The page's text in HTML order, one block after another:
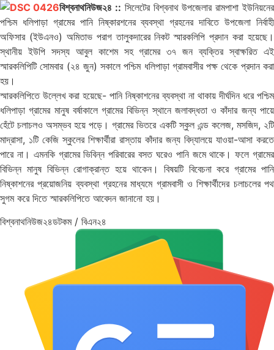
বিশ্বনাথনিউজ২৪ :: সিলেটের বিশ্বনাথ উপজেলার রামপাশা ইউনিয়নের
পশ্চিম ধলিপাড়া গ্রামের পানি নিষ্কারশনের ব্যবস্থা গ্রহনের দাবিতে উপজেলা নির্বাহী
অফিসার (ইউএনও) অমিতাভ পরাগ তালুকদারের নিকট স্মারকলিপি প্রদান করা হয়েছে।
স্থানীয় ইউপি সদস্য আবুল কাশেম সহ গ্রামের ৩৭ জন ব্যক্তির স্বাক্ষরিত এই
স্মারকলিপিটি সোমবার (২৪ জুন) সকালে পশ্চিম ধলিপাড়া গ্রামবাসীর পক্ষ থেকে প্রদান করা
হয়।
স্মারকলিপিতে উল্লেখ করা হয়েছে- পানি নিষ্কাশনের ব্যবস্থা না থাকায় দীর্ঘদিন ধরে পশ্চিম
ধলিপাড়া গ্রামের মানুষ বর্ষাকালে গ্রামের বিভিন্ন স্থানে জলাবদ্ধতা ও কাঁদার জন্য পায়ে
হেঁটে চলাচলও অসম্ভব হয়ে পড়ে। গ্রামের ভিতরে একটি স্কুল এন্ড কলেজ, মসজিদ, ২টি
মাদ্রাসা, ১টি কেজি স্কুলের শিক্ষার্থীরা রাস্তায় কাঁদার জন্য বিদ্যালয়ে যাওয়া-আসা করতে
পারে না। এমনকি গ্রামের ভিবিন্ন পরিবারের বসত ঘরেও পানি জমে থাকে। ফলে গ্রামের
বিভিন্ন মানুষ বিভিন্ন রোগাক্রান্ত হয়ে থাকেন। বিষয়টি বিবেচনা করে গ্রামের পানি
নিষ্কাশনের প্রয়োজনিয় ব্যবস্থা গ্রহনের মাধ্যমে গ্রামবাসী ও শিক্ষার্থীদের চলাচলের পথ
সুগম করে দিতে স্মারকলিপিতে আবেদন জানানো হয়।
বিশ্বনাথনিউজ২৪ডটকম / বিএন২৪